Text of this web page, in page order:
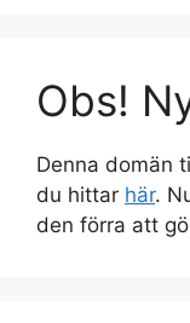
Obs!
Denna domän
du hittar här.
den förra att